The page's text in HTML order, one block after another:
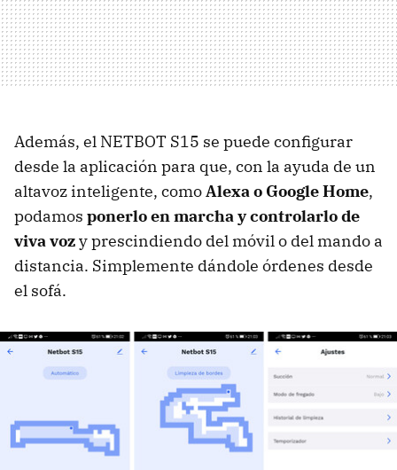
Además, el NETBOT S15 se puede configurar
desde la aplicación para que, con la ayuda de un
altavoz inteligente, comoAlexao Google Home,
podamos ponerlo en marcha y controlarlo de
viva vozy prescindiendo del móvil o del mando a
distancia. Simplemente dándole órdenes desde
el sofá.